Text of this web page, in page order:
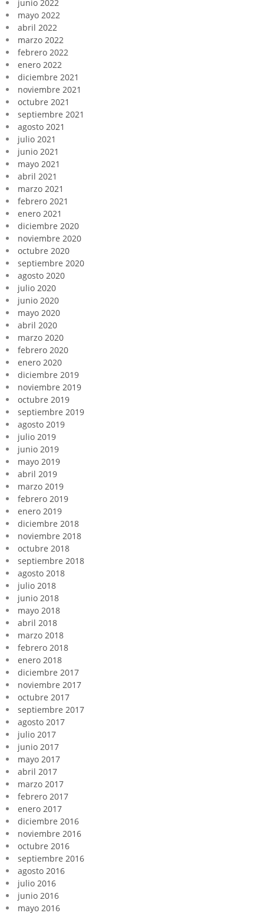
junio 2022
mayo 2022
abril 2022
marzo 2022
febrero 2022
enero 2022
diciembre 2021
noviembre 2021
octubre 2021
septiembre 2021
agosto 2021
julio 2021
junio 2021
mayo 2021
abril 2021
marzo 2021
febrero 2021
enero 2021
diciembre 2020
noviembre 2020
octubre 2020
septiembre 2020
agosto 2020
julio 2020
junio 2020
mayo 2020
abril 2020
marzo 2020
febrero 2020
enero 2020
diciembre 2019
noviembre 2019
octubre 2019
septiembre 2019
agosto 2019
julio 2019
junio 2019
mayo 2019
abril 2019
marzo 2019
febrero 2019
enero 2019
diciembre 2018
noviembre 2018
octubre 2018
septiembre 2018
agosto 2018
julio 2018
junio 2018
mayo 2018
abril 2018
marzo 2018
febrero 2018
enero 2018
diciembre 2017
noviembre 2017
octubre 2017
septiembre 2017
agosto 2017
julio 2017
junio 2017
mayo 2017
abril 2017
marzo 2017
febrero 2017
enero 2017
diciembre 2016
noviembre 2016
octubre 2016
septiembre 2016
agosto 2016
julio 2016
junio 2016
mayo 2016